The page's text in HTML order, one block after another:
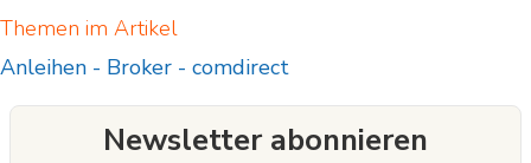
aufgrund der Hebelwirkung ein hohes Risiko für Ihr eingesetztes Kapital. Stellen
Risiko eines Verlustes leisten können.
Themen im Artikel
Anleihen - Broker - comdirect
Newsletter abonnieren